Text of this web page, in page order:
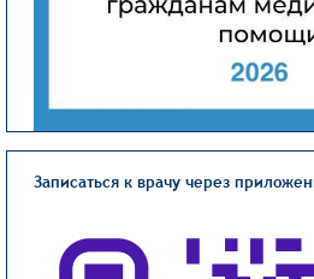
Записаться к врачу через